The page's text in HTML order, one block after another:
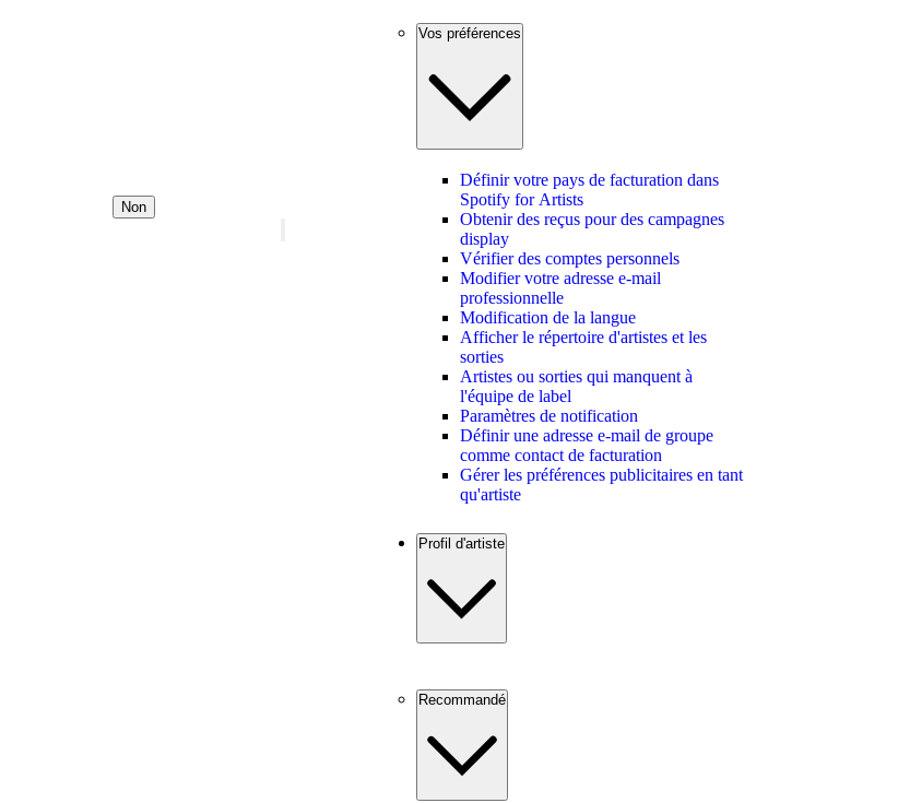
Non
Vos préférences
Définir votre pays de facturation dans
Spotify for Artists
Obtenir des reçus pour des campagnes
display
Vérifier des comptes personnels
Modifier votre adresse e-mail
professionnelle
Modification de la langue
Afficher le répertoire d'artistes et les
sorties
Artistes ou sorties qui manquent à
l'équipe de label
Paramètres de notification
Définir une adresse e-mail de groupe
comme contact de facturation
Gérer les préférences publicitaires en tant
qu'artiste
Profil d'artiste
Recommandé